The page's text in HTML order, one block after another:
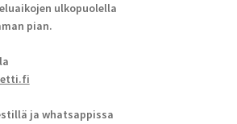
ulkopuolella
pian.
ja whatsappissa